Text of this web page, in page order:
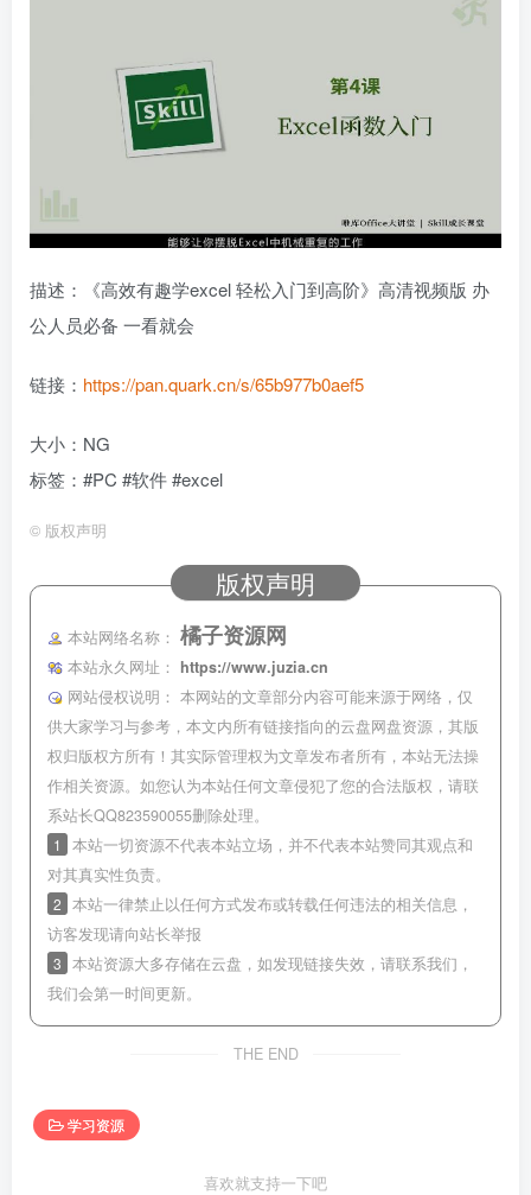
描述：《高效有趣学excel 轻松入门到高阶》高清视频版 办
公人员必备 一看就会
链接： https://pan.quark.cn/s/65b977b0aef5
大小：NG
标签：#PC #软件 #excel
© 版权声明
版权声明
本站网络名称： 橘子资源网
本站永久网址：
https://www.juzia.cn
网站侵权说明： 本网站的文章部分内容可能来源于网络，仅
供大家学习与参考，本文内所有链接指向的云盘网盘资源，其版
权归版权方所有！其实际管理权为文章发布者所有，本站无法操
作相关资源。如您认为本站任何文章侵犯了您的合法版权，请联
系站长QQ823590055删除处理。
1
本站一切资源不代表本站立场，并不代表本站赞同其观点和
对其真实性负责。
2 本站一律禁止以任何方式发布或转载任何违法的相关信息，
访客发现请向站长举报
3 本站资源大多存储在云盘，如发现链接失效，请联系我们，
我们会第一时间更新。
THE END
学习资源
喜欢就支持一下吧